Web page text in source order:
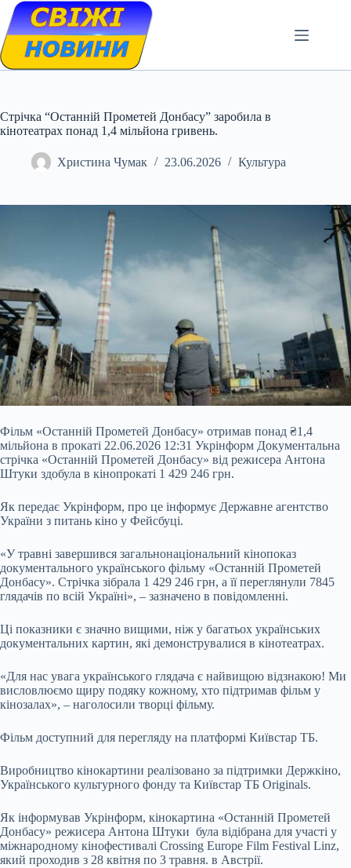
Skip
content
Стрічка “Останній Прометей Донбасу” заробила в
кінотеатрах понад 1,4 мільйона гривень.
Христина Чумак 23.06.2026 Культура
Фільм «Останній Прометей Донбасу» отримав понад ₴1,4
мільйона в прокаті 22.06.2026 12:31 Укрінформ Документальна
стрічка «Останній Прометей Донбасу» від режисера Антона
Штуки здобула в кінопрокаті 1 429 246 грн.
Як передає Укрінформ, про це інформує Державне агентство
України з питань кіно у Фейсбуці.
«У травні завершився загальнонаціональний кінопоказ
документального українського фільму «Останній Прометей
Донбасу». Стрічка зібрала 1 429 246 грн, а її переглянули 7845
глядачів по всій Україні», – зазначено в повідомленні.
Ці показники є значно вищими, ніж у багатьох українських
документальних картин, які демонструвалися в кінотеатрах.
«Для нас увага українського глядача є найвищою відзнакою! Ми
висловлюємо щиру подяку кожному, хто підтримав фільм у
кінозалах», – наголосили творці фільму.
Фільм доступний для перегляду на платформі Київстар ТБ.
Виробництво кінокартини реалізовано за підтримки Держкіно,
Українського культурного фонду та Київстар ТБ Originals.
Як інформував Укрінформ, кінокартина «Останній Прометей
Донбасу» режисера Антона Штуки була відібрана для участі у
міжнародному кінофестивалі Crossing Europe Film Festival Linz,
який проходив з 28 квітня по 3 травня. в Австрії.